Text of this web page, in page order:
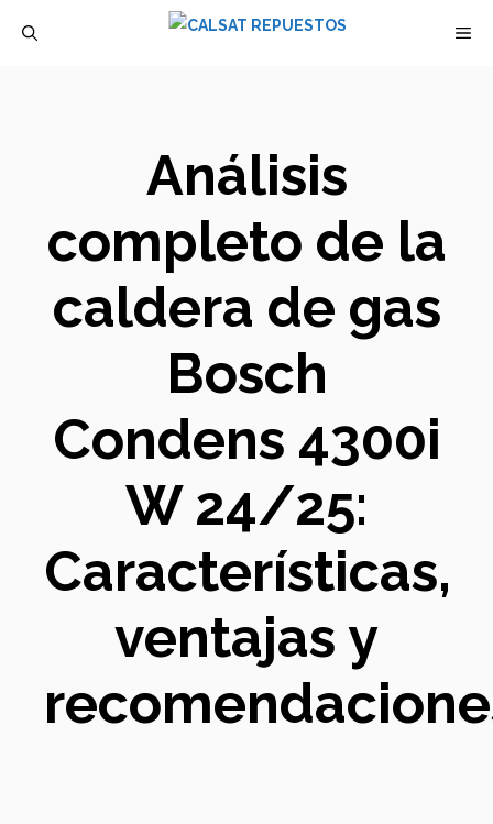
Análisis
completo de la
caldera de gas
Bosch
Condens 4300i
W 24/25:
Características,
ventajas y